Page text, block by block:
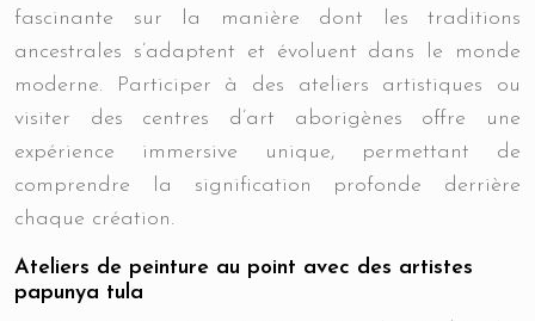
fascinante sur la manière dont les traditions
ancestrales s’adaptent et évoluent dans le monde
moderne. Participer à des ateliers artistiques ou
visiter des centres d’art aborigènes offre une
expérience immersive unique, permettant de
comprendre la signification profonde derrière
chaque création.
Ateliers de peinture au point avec des artistes
papunya tula